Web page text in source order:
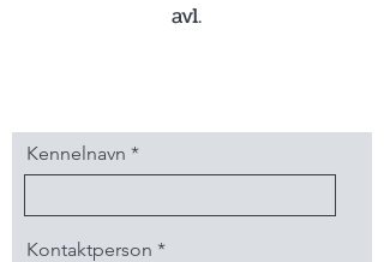
avl.
Kennelnavn
Kontaktperson